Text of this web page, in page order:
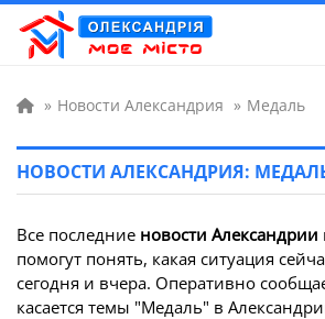
» Новости Александрия » Медаль
НОВОСТИ АЛЕКСАНДРИЯ:
Все последние новости Александрии
помогут понять, какая ситуация
сегодня и вчера. Оперативно
касается темы "Медаль" в